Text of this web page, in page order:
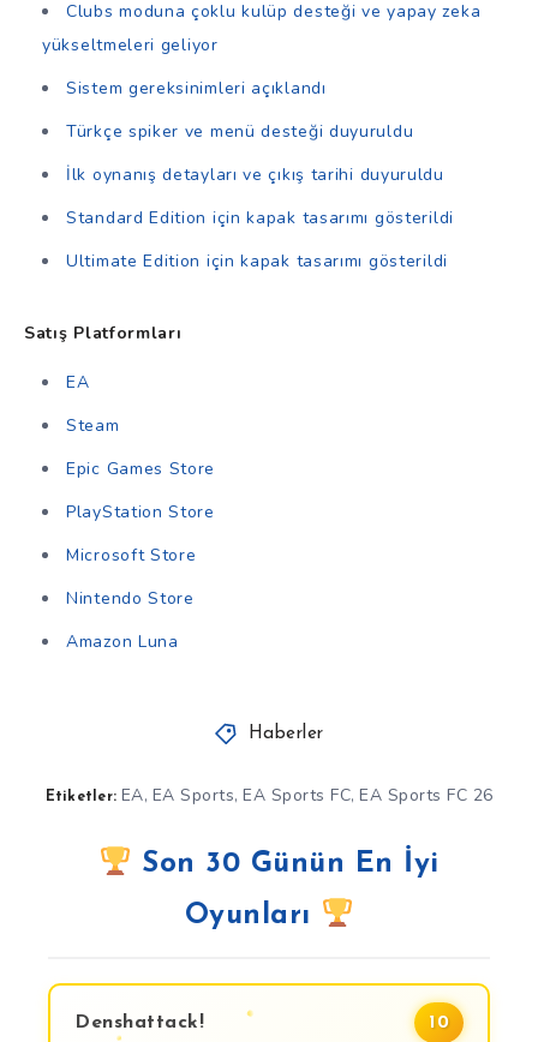
Clubs moduna çoklu kulüp desteği ve yapay zeka
yükseltmeleri geliyor
Sistem gereksinimleri açıklandı
Türkçe spiker ve menü desteği duyuruldu
İlk oynanış detayları ve çıkış tarihi duyuruldu
Standard Edition için kapak tasarımı gösterildi
Ultimate Edition için kapak tasarımı gösterildi
Satış Platformları
EA
Steam
Epic Games Store
PlayStation Store
Microsoft Store
Nintendo Store
Amazon Luna
Haberler
Etiketler: EA, EA Sports, EA Sports FC, EA Sports FC 26
Son 30 Günün En İyi
Oyunları
Denshattack! 10